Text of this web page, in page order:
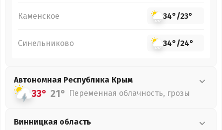
Каменское 34°/23°
Синельниково 34°/24°
Автономная Республика Крым
33° 21° Переменная облачность, грозы
Винницкая область